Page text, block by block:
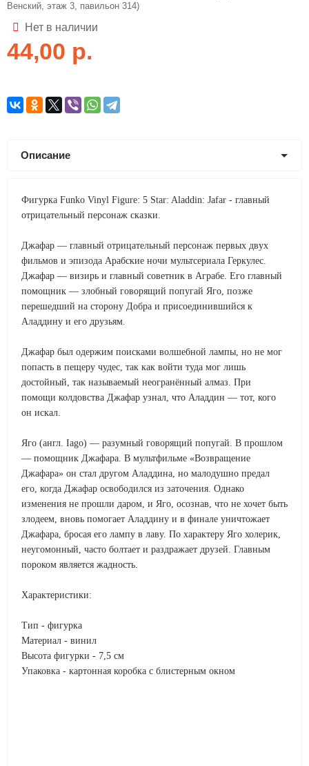
Венский, этаж 3, павильон 314)
Нет в наличии
44,00 р.
Описание
Фигурка Funko Vinyl Figure: 5 Star: Aladdin: Jafar - главный
отрицательный персонаж сказки.
Джафар — главный отрицательный персонаж первых двух
фильмов и эпизода Арабские ночи мультсериала Геркулес.
Джафар — визирь и главный советник в Аграбе. Его главный
помощник — злобный говорящий попугай Яго, позже
перешедший на сторону Добра и присоединившийся к
Аладдину и его друзьям.
Джафар был одержим поисками волшебной лампы, но не мог
попасть в пещеру чудес, так как войти туда мог лишь
достойный, так называемый неогранённый алмаз. При
помощи колдовства Джафар узнал, что Аладдин — тот, кого
он искал.
Яго (англ. Iago) — разумный говорящий попугай. В прошлом
— помощник Джафара. В мультфильме «Возвращение
Джафара» он стал другом Аладдина, но малодушно предал
его, когда Джафар освободился из заточения. Однако
изменения не прошли даром, и Яго, осознав, что не хочет быть
злодеем, вновь помогает Аладдину и в финале уничтожает
Джафара, бросая его лампу в лаву. По характеру Яго холерик,
неугомонный, часто болтает и раздражает друзей. Главным
пороком является жадность.
Характеристики:
Тип - фигурка
Материал - винил
Высота фигурки - 7,5 см
Упаковка - картонная коробка с блистерным окном